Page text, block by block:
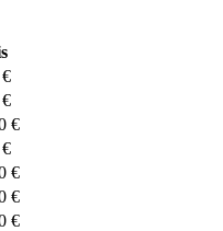
€
€
€
€